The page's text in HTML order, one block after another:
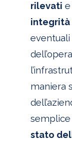
rilevati
integrità
maniera
semplice
stato